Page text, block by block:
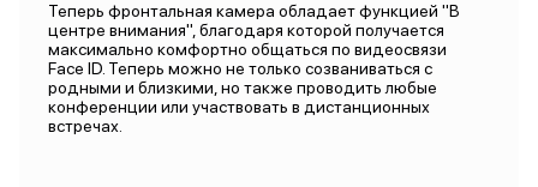
Теперь фронтальная камера обладает функцией "В
центре внимания", благодаря которой получается
максимально комфортно общаться по видеосвязи
Face ID. Теперь можно не только созваниваться с
родными и близкими, но также проводить любые
конференции или участвовать в дистанционных
встречах.